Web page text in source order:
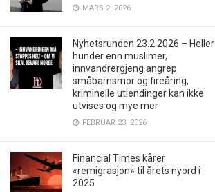
MARS 2, 2026
Nyhetsrunden 23.2.2026 – Heller
hunder enn muslimer,
innvandrergjeng angrep
småbarnsmor og fireåring,
kriminelle utlendinger kan ikke
utvises og mye mer
FEBRUAR 23, 2026
Financial Times kårer
«remigrasjon» til årets nyord i
2025